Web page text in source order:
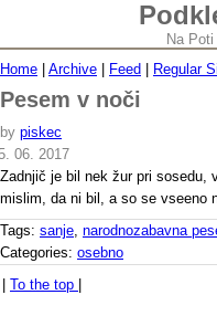
Na
Home
Archive Feed Regular
Pesem v noči
by piskec
06. 2017
Zadnjič je bil nek žur pri sosedu,
mislim, da ni bil, a so se vseeno
Tags: sanje, narodnozabavna
Categories: osebno
To the top